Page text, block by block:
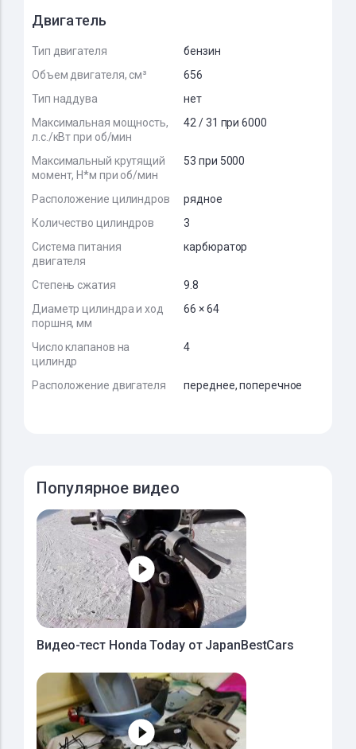
Двигатель
Тип двигателя
бензин
Объем двигателя, см³
656
Тип наддува
нет
Максимальная мощность,
л.с./кВт при об/мин
42 / 31 при 6000
Максимальный крутящий
момент, Н*м при об/мин
53 при 5000
Расположение цилиндров
рядное
Количество цилиндров
3
Система питания
двигателя
карбюратор
Степень сжатия
9.8
Диаметр цилиндра и ход
поршня, мм
66 × 64
Число клапанов на
цилиндр
4
Расположение двигателя переднее, поперечное
Популярное видео
Видео-тест Honda Today от JapanBestCars